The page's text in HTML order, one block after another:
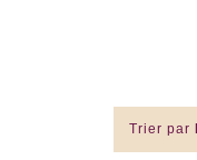
Trier par